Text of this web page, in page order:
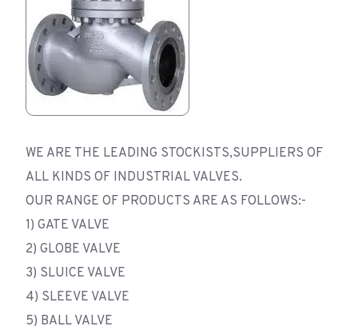
WE ARE THE LEADING STOCKISTS,SUPPLIERS OF
ALL KINDS OF INDUSTRIAL VALVES.
OUR RANGE OF PRODUCTS ARE AS FOLLOWS:-
1) GATE VALVE
2) GLOBE VALVE
3) SLUICE VALVE
4) SLEEVE VALVE
5) BALL VALVE